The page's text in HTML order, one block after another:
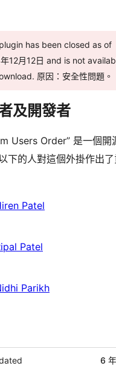
has been closed as of
12月12日 and is not
原因：安全性問題。
及開發者
Users Order” 是一個開
下的人對這個外掛作出了
Patel
Patel
Parikh
6 年